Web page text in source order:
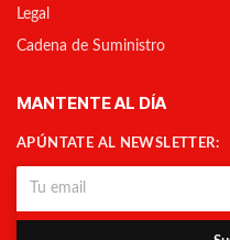
Legal
Cadena de Suministro
MANTENTE AL DÍA
APÚNTATE AL NEWSLETTER: